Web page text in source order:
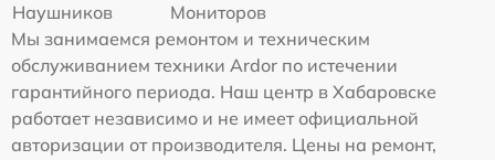
Наушников
Мониторов
Мы занимаемся ремонтом и техническим
обслуживанием техники Ardor по истечении
гарантийного периода. Наш центр в Хабаровске
работает независимо и не имеет официальной
авторизации от производителя. Цены на ремонт,